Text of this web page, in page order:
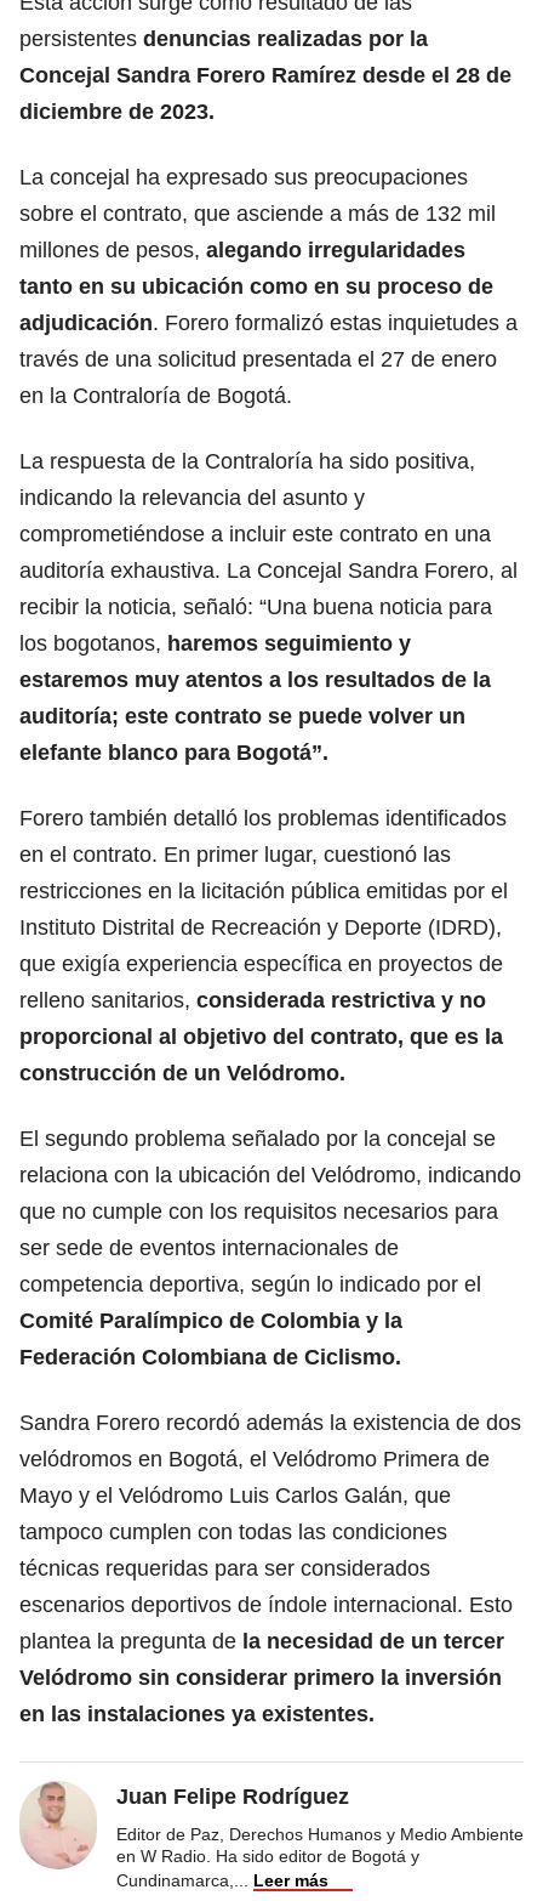
persistentes denuncias realizadas por la
Concejal Sandra Forero Ramírez desde el 28 de
diciembre de 2023.
La concejal ha expresado sus preocupaciones
sobre el contrato, que asciende a más de 132 mil
millones de pesos, alegando irregularidades
tanto en su ubicación como en su proceso de
adjudicación. Forero formalizó estas inquietudes a
través de una solicitud presentada el 27 de enero
en la Contraloría de Bogotá.
La respuesta de la Contraloría ha sido positiva,
indicando la relevancia del asunto y
comprometiéndose a incluir este contrato en una
auditoría exhaustiva. La Concejal Sandra Forero, al
recibir la noticia, señaló: “Una buena noticia para
los bogotanos, haremos seguimiento y
estaremos muy atentos a los resultados de la
auditoría; este contrato se puede volver un
elefante blanco para Bogotá”.
Forero también detalló los problemas identificados
en el contrato. En primer lugar, cuestionó las
restricciones en la licitación pública emitidas por el
Instituto Distrital de Recreación y Deporte (IDRD),
que exigía experiencia específica en proyectos de
relleno sanitarios, considerada restrictiva y no
proporcional al objetivo del contrato, que es la
construcción de un Velódromo.
El segundo problema señalado por la concejal se
relaciona con la ubicación del Velódromo, indicando
que no cumple con los requisitos necesarios para
ser sede de eventos internacionales de
competencia deportiva, según lo indicado por el
Comité Paralímpico de Colombia y la
Federación Colombiana de Ciclismo.
Sandra Forero recordó además la existencia de dos
velódromos en Bogotá, el Velódromo Primera de
Mayo y el Velódromo Luis Carlos Galán, que
tampoco cumplen con todas las condiciones
técnicas requeridas para ser considerados
escenarios deportivos de índole internacional. Esto
plantea la pregunta de la necesidad de un tercer
Velódromo sin considerar primero la inversión
en las instalaciones ya existentes.
Juan Felipe Rodríguez
Editor de Paz, Derechos Humanos y Medio Ambiente
en W Radio. Ha sido editor de Bogotá y
Cundinamarca,
Leer más